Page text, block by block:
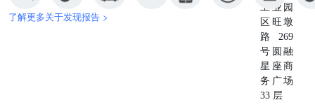
能会进一步加剧物价压力。他激进的贸易政策打击了企业和
消费者的信心，再加上越来越多的家庭财务压力迹象，引发
了对经济可能陷入滞胀甚至衰退的担忧。 ◆李嘉诚据悉考
虑推迟签卖港口协议：长江和记实业有限公司拟将巴拿马运
河两端港口打包出售给贝莱德牵头财团的交易在中国引发轩
然大波，有知情人士透露，身为实控人的香港亿万富翁李嘉
诚正考虑推迟原定下周的正式协议签署。不愿公开身份的知
了解更多关于发现报告 >
工业园
区旺墩
路269
号圆融
星座商
务广场
33 层